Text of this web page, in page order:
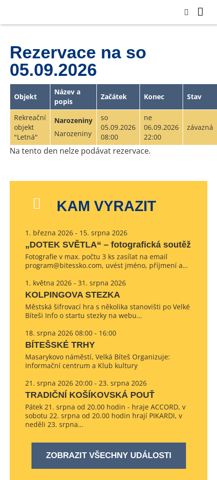
Rezervace na so
05.09.2026
Objekt
Název a
popis
Začátek Konec Stav
Rekreační
objekt
"Letná"
Narozeniny
Narozeniny
so
05.09.2026
08:00
ne
06.09.2026
22:00
závazná
Na tento den nelze podávat rezervace.
KAM VYRAZIT
1. března 2026 - 15. srpna 2026
„DOTEK SVĚTLA“ – fotografická soutěž
Fotografie v max. počtu 3 ks zasílat na email
program@bitessko.com, uvést jméno, příjmení a…
1. května 2026 - 31. srpna 2026
KOLPINGOVA STEZKA
Městská šifrovací hra s několika stanovišti po Velké
Bíteši Info o startu stezky na webu…
18. srpna 2026 08:00 - 16:00
BÍTEŠSKÉ TRHY
Masarykovo náměstí, Velká Bíteš Organizuje:
Informační centrum a Klub kultury
21. srpna 2026 20:00 - 23. srpna 2026
TRADIČNÍ KOŠÍKOVSKÁ POUŤ
Pátek 21. srpna od 20.00 hodin - hraje ACCORD, v
sobotu 22. srpna od 20.00 hodin hrají PIKARDI, v
neděli 23. srpna…
ZOBRAZIT VŠECHNY UDÁLOSTI